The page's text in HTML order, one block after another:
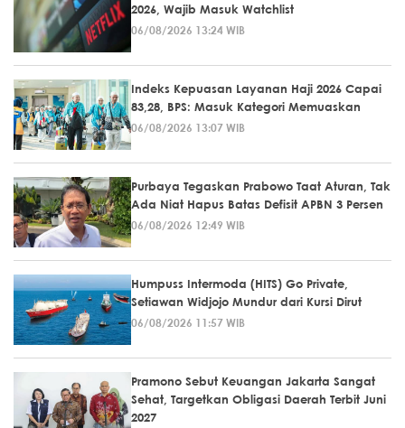
2026, Wajib Masuk Watchlist
06/08/2026 13:24 WIB
Indeks Kepuasan Layanan Haji 2026 Capai
83,28, BPS: Masuk Kategori Memuaskan
06/08/2026 13:07 WIB
Purbaya Tegaskan Prabowo Taat Aturan, Tak
Ada Niat Hapus Batas Defisit APBN 3 Persen
06/08/2026 12:49 WIB
Humpuss Intermoda (HITS) Go Private,
Setiawan Widjojo Mundur dari Kursi Dirut
06/08/2026 11:57 WIB
Pramono Sebut Keuangan Jakarta Sangat
Sehat, Targetkan Obligasi Daerah Terbit Juni
2027